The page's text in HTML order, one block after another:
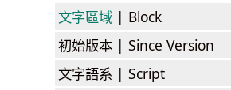
文字區域 | Block
初始版本 | Since Version
文字語系 | Script